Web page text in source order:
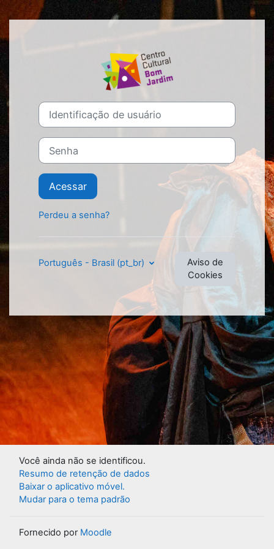
Ir para o conteúdo principal
Acesso a
Identificação de usuário
Senha
Acessar
Perdeu a senha?
Português - Brasil ‎(pt_br)‎
Aviso de
Cookies
Você ainda não se identificou.
Resumo de retenção de dados
Baixar o aplicativo móvel.
Mudar para o tema padrão
Fornecido por Moodle